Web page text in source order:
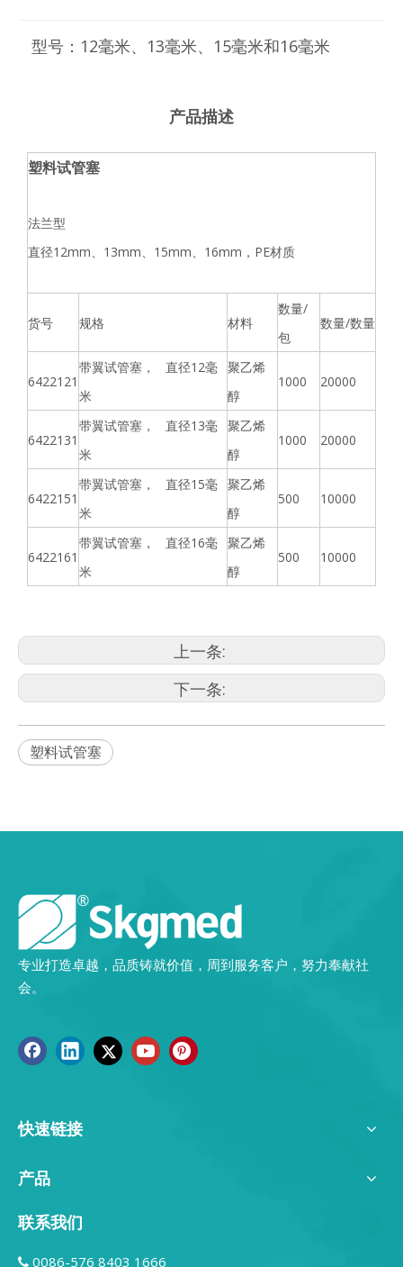
型号： 12毫米、13毫米、15毫米和16毫米
产品描述
塑料试管塞
法兰型
直径12mm、13mm、15mm、16mm，PE材质
货号 规格 材料
数量/
包
数量/数量
6422121
带翼试管塞， 直径12毫
米
聚乙烯
醇
1000 20000
6422131
带翼试管塞， 直径13毫
米
聚乙烯
醇
1000 20000
6422151
带翼试管塞， 直径15毫
米
聚乙烯
醇
500 10000
6422161
带翼试管塞， 直径16毫
米
聚乙烯
醇
500 10000
上一条:
下一条:
塑料试管塞
专业打造卓越，品质铸就价值，周到服务客户，努力奉献社
会。
快速链接
产品
联系我们
 0086-576 8403 1666